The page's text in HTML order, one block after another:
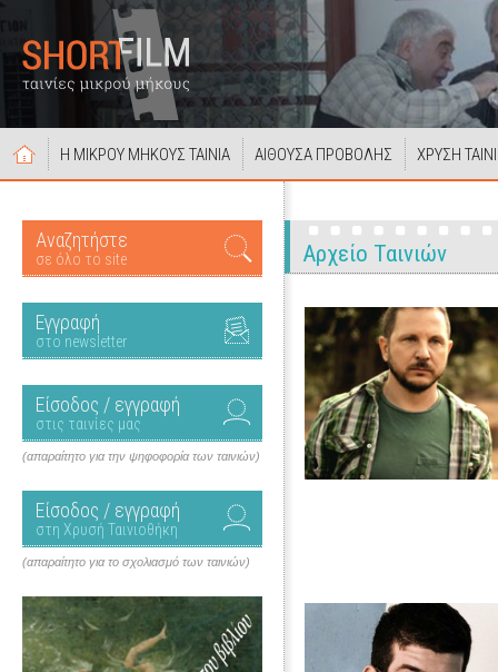
Η ΜΙΚΡΟΥ ΜΗΚΟΥΣ ΤΑΙΝΙΑ ΑΙΘΟΥΣΑ ΠΡΟΒΟΛΗΣ ΧΡΥΣΗ
Αναζητήστε
σε όλο το site
Εγγραφή
στο newsletter
Είσοδος / εγγραφή
στις ταινίες μας
(απαραίτητο για την ψηφοφορία των ταινιών)
Είσοδος / εγγραφή
στη Χρυσή Ταινιοθήκη
(απαραίτητο για το σχολιασμό των ταινιών)
Αρχείο Ταινιών